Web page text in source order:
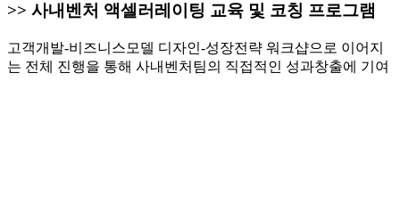
>> 사내벤처 액셀러레이팅 교육 및 코칭 프로그램
고객개발-비즈니스모델 디자인-성장전략 워크샵으로 이어지
는 전체 진행을 통해 사내벤처팀의 직접적인 성과창출에 기여